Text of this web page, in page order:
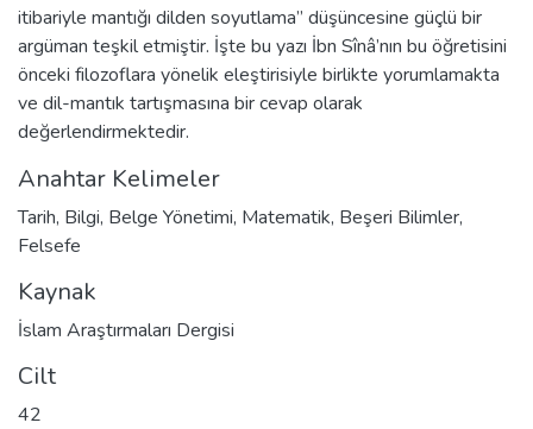
itibariyle mantığı dilden soyutlama” düşüncesine güçlü bir
argüman teşkil etmiştir. İşte bu yazı İbn Sînâ’nın bu öğretisini
önceki filozoflara yönelik eleştirisiyle birlikte yorumlamakta
ve dil-mantık tartışmasına bir cevap olarak
değerlendirmektedir.
Anahtar Kelimeler
Tarih, Bilgi, Belge Yönetimi, Matematik, Beşeri Bilimler,
Felsefe
Kaynak
İslam Araştırmaları Dergisi
Cilt
42